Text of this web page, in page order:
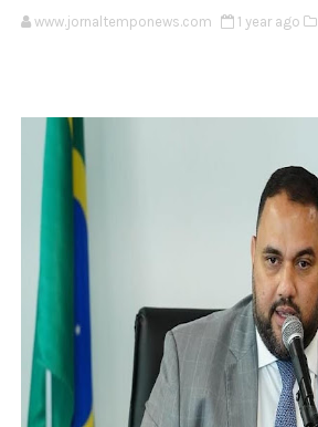
www.jornaltemponews.com 1 year ago